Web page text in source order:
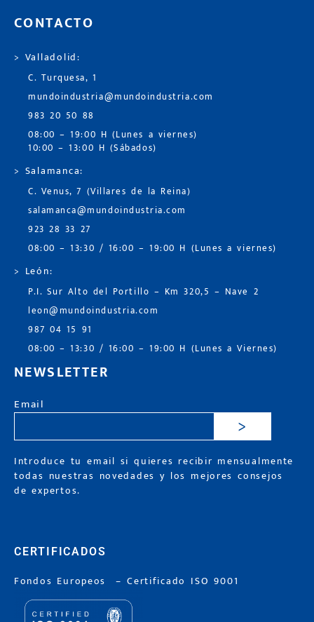
CONTACTO
> Valladolid:
C. Turquesa, 1
mundoindustria@mundoindustria.com
983 20 50 88
08:00 – 19:00 H (Lunes a viernes)
10:00 – 13:00 H (Sábados)
> Salamanca:
C. Venus, 7 (Villares de la Reina)
salamanca@mundoindustria.com
923 28 33 27
08:00 – 13:30 / 16:00 – 19:00 H (Lunes a viernes)
> León:
P.I. Sur Alto del Portillo – Km 320,5 – Nave 2
leon@mundoindustria.com
987 04 15 91
08:00 – 13:30 / 16:00 – 19:00 H (Lunes a Viernes)
NEWSLETTER
Email
>
Introduce tu email si quieres recibir mensualmente
todas nuestras novedades y los mejores consejos
de expertos.
CERTIFICADOS
Fondos Europeos –Certificado ISO 9001